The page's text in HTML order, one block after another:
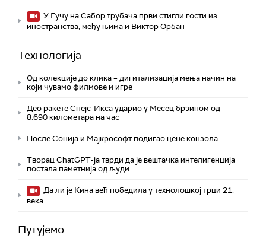
У Гучу на Сабор трубача први стигли гости из
иностранства, међу њима и Виктор Орбан
Технологијa
Од колекције до клика – дигитализација мења начин на
који чувамо филмове и игре
Део ракете Спејс-Икса ударио у Месец брзином од
8.690 километара на час
После Сонија и Мајкрософт подигао цене конзола
Творац ChatGPT-ја тврди да је вештачка интелигенција
постала паметнија од људи
Да ли је Кина већ победила у технолошкој трци 21.
века
Путујемо